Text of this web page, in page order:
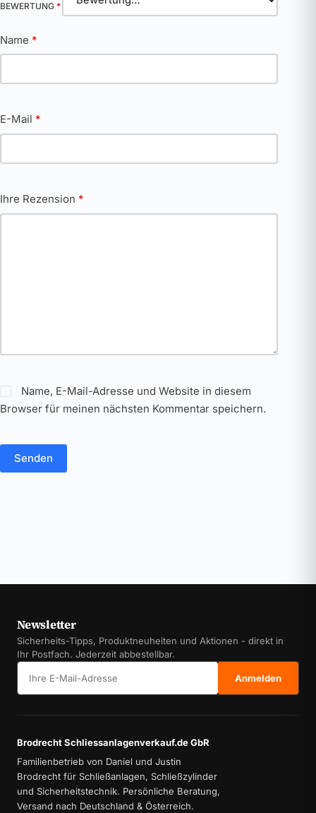
BEWERTUNG *
Name *
E-Mail *
Ihre Rezension *
Name, E-Mail-Adresse und Website in diesem
Browser für meinen nächsten Kommentar speichern.
Senden
Newsletter
Sicherheits-Tipps, Produktneuheiten und Aktionen - direkt in
Ihr Postfach. Jederzeit abbestellbar.
Anmelden
Brodrecht Schliessanlagenverkauf.de GbR
Familienbetrieb von Daniel und Justin
Brodrecht für Schließanlagen, Schließzylinder
und Sicherheitstechnik. Persönliche Beratung,
Versand nach Deutschland & Österreich.